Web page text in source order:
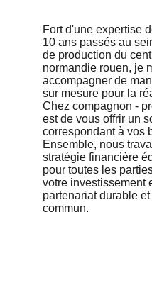
Fort d'une expertise
10 ans passés au
de production du
normandie rouen, je
accompagner de
sur mesure pour la
Chez compagnon -
est de vous offrir un
correspondant à vos
Ensemble, nous
stratégie financière
pour toutes les
votre investissement
partenariat durable
commun.